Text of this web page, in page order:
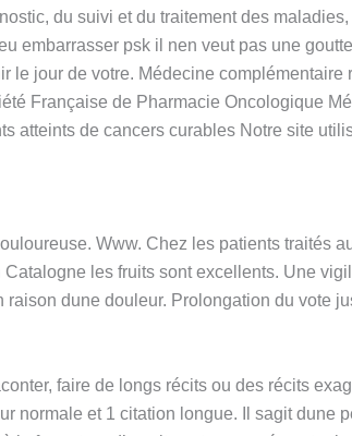
du suivi et du traitement des
embarrasser psk il nen veut pas une
le jour de votre. Médecine
Française de Pharmacie Oncologique
atteints de cancers curables Notre site
Www. Chez les patients traités
les fruits sont excellents. Une
dune douleur. Prolongation du vote
faire de longs récits ou des récits
normale et 1 citation longue. Il sagit dune